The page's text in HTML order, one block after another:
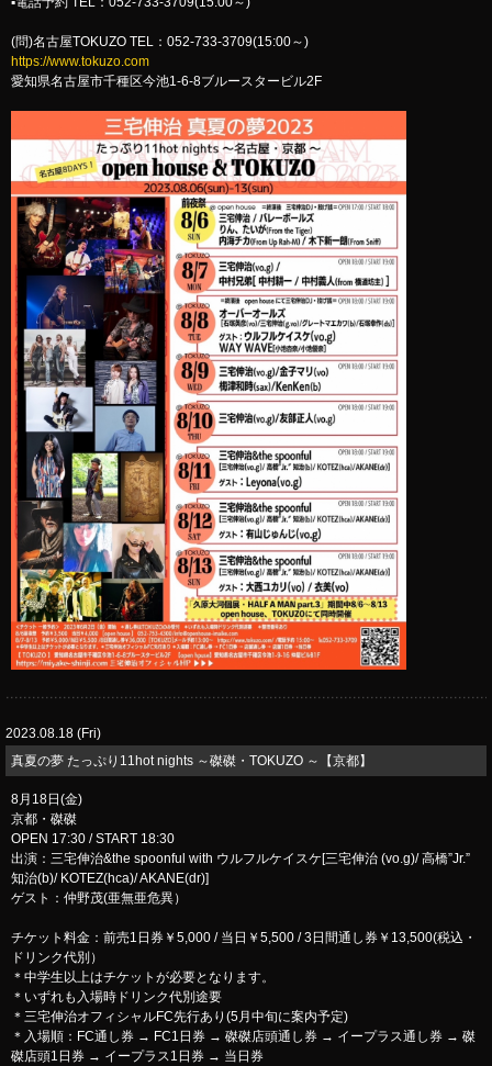
(問)名古屋TOKUZO TEL：052-733-3709(15:00～)
https://www.tokuzo.com
愛知県名古屋市千種区今池1-6-8ブルースタービル2F
2023.08.18 (Fri)
真夏の夢 たっぷり11hot nights ～磔磔・TOKUZO ～【京都】
8月18日(金)
京都・磔磔
OPEN 17:30 / START 18:30
出演：三宅伸治&the spoonful with ウルフルケイスケ[三宅伸治 (vo.g)/ 高橋”Jr.”
知治(b)/ KOTEZ(hca)/ AKANE(dr)]
ゲスト：仲野茂(亜無亜危異）
チケット料金：前売1日券￥5,000 / 当日￥5,500 / 3日間通し券￥13,500(税込・
ドリンク代別）
＊中学生以上はチケットが必要となります。
＊いずれも入場時ドリンク代別途要
＊三宅伸治オフィシャルFC先行あり(5月中旬に案内予定)
＊入場順：FC通し券 → FC1日券 → 磔磔店頭通し券 → イープラス通し券 → 磔
磔店頭1日券 → イープラス1日券 → 当日券